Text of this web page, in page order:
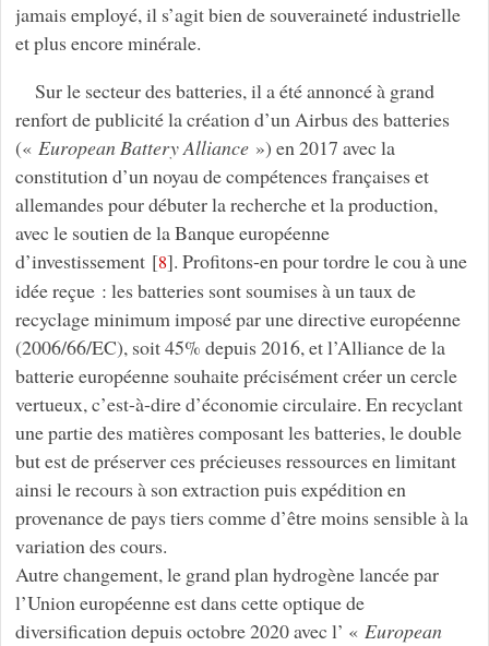
jamais employé, il s’agit bien de souveraineté industrielle
et plus encore minérale.
Sur le secteur des batteries, il a été annoncé à grand
renfort de publicité la création d’un Airbus des batteries
(« European Battery Alliance») en 2017 avec la
constitution d’un noyau de compétences françaises et
allemandes pour débuter la recherche et la production,
avec le soutien de la Banque européenne
d’investissement[8]. Profitons-en pour tordre le cou à une
idée reçue : les batteries sont soumises à un taux de
recyclage minimum imposé par une directive européenne
(2006/66/EC), soit 45% depuis 2016, et l’Alliance de la
batterie européenne souhaite précisément créer un cercle
vertueux, c’est-à-dire d’économie circulaire. En recyclant
une partie des matières composant les batteries, le double
but est de préserver ces précieuses ressources en limitant
ainsi le recours à son extraction puis expédition en
provenance de pays tiers comme d’être moins sensible à la
variation des cours.
Autre changement, le grand plan hydrogène lancée par
l’Union européenne est dans cette optique de
diversification depuis octobre 2020 avec l’ « European